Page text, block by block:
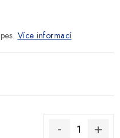
Více informací